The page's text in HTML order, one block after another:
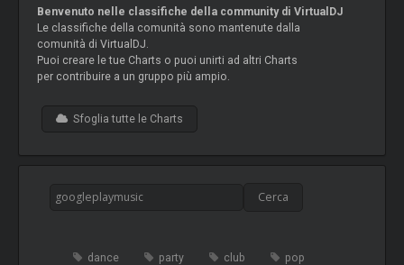
Benvenuto nelle classifiche della community di VirtualDJ
Le classifiche della comunità sono mantenute dalla
comunità di VirtualDJ.
Puoi creare le tue Charts o puoi unirti ad altri Charts
per contribuire a un gruppo più ampio.
Sfoglia tutte le Charts
dance party club
pop